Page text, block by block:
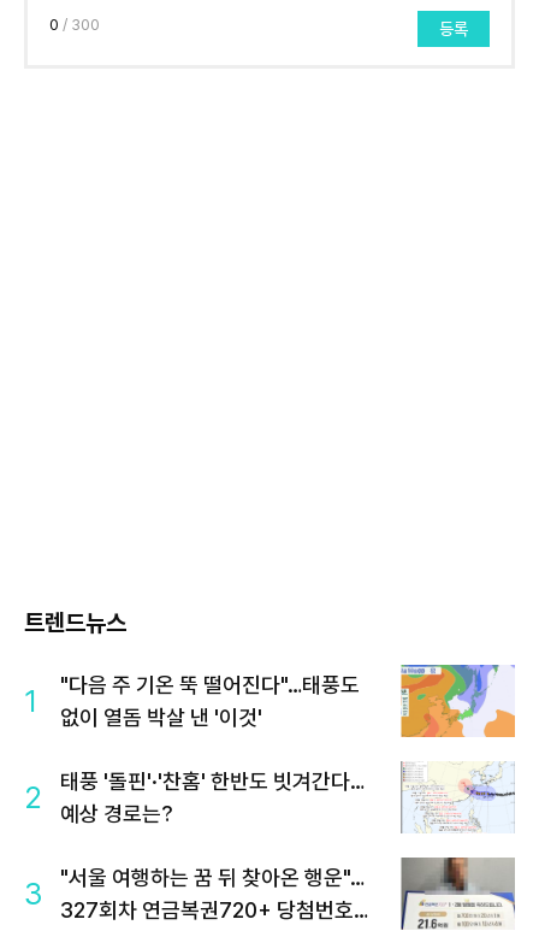
0 / 300 등록
트렌드뉴스
1
"다음 주 기온 뚝 떨어진다"…태풍도
없이 열돔 박살 낸 '이것'
2
태풍 '돌핀'·'찬홈' 한반도 빗겨간다…
예상 경로는?
3
"서울 여행하는 꿈 뒤 찾아온 행운"…
327회차 연금복권720+ 당첨번호조